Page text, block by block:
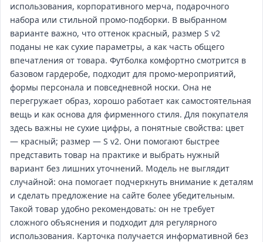
использования, корпоративного мерча, подарочного
набора или стильной промо‑подборки. В выбранном
варианте важно, что оттенок красный, размер S v2
поданы не как сухие параметры, а как часть общего
впечатления от товара. Футболка комфортно смотрится в
базовом гардеробе, подходит для промо‑мероприятий,
формы персонала и повседневной носки. Она не
перегружает образ, хорошо работает как самостоятельная
вещь и как основа для фирменного стиля. Для покупателя
здесь важны не сухие цифры, а понятные свойства: цвет
— красный; размер — S v2. Они помогают быстрее
представить товар на практике и выбрать нужный
вариант без лишних уточнений. Модель не выглядит
случайной: она помогает подчеркнуть внимание к деталям
и сделать предложение на сайте более убедительным.
Такой товар удобно рекомендовать: он не требует
сложного объяснения и подходит для регулярного
использования. Карточка получается информативной без